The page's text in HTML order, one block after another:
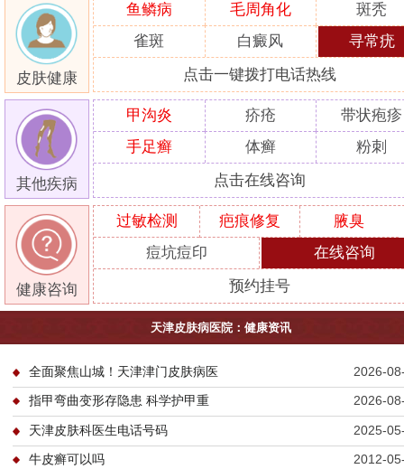
皮肤健康
鱼鳞病 毛周角化
斑秃
雀斑
白癜风 寻常疣
点击一键拨打电话热线
其他疾病
甲沟炎 疥疮
带状疱疹
手足癣
体癣 粉刺
点击在线咨询
健康咨询
过敏检测 疤痕修复
腋臭
痘坑痘印
在线咨询
预约挂号
天津皮肤病医院：健康资讯
全面聚焦山城！天津津门皮肤病医 2026-
指甲弯曲变形存隐患 科学护甲重 2026-
天津皮肤科医生电话号码 2025-
牛皮癣可以吗 2012-